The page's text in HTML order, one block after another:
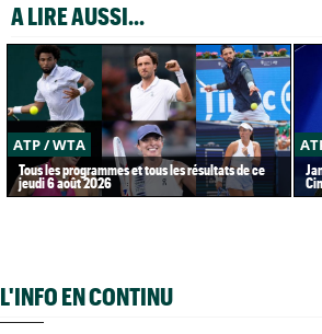
A LIRE AUSSI...
ATP / WTA
Tous les programmes et tous les résultats de ce
jeudi 6 août 2026
L'INFO EN CONTINU